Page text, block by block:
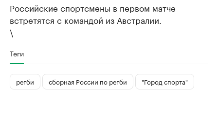
Российские спортсмены в первом матче
встретятся с командой из Австралии.
\
Теги
регби сборная России по регби "Город спорта"